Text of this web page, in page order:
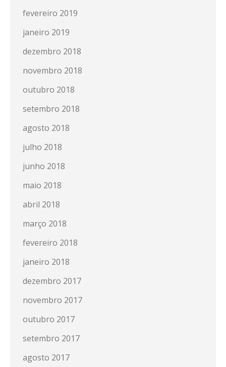
fevereiro 2019
janeiro 2019
dezembro 2018
novembro 2018
outubro 2018
setembro 2018
agosto 2018
julho 2018
junho 2018
maio 2018
abril 2018
março 2018
fevereiro 2018
janeiro 2018
dezembro 2017
novembro 2017
outubro 2017
setembro 2017
agosto 2017